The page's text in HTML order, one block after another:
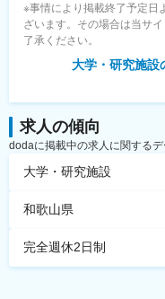
※事情により掲載終了予定日
ざいます。その場合は当サ
了承ください。
大学・研究施設
求人の傾向
dodaに掲載中の求人に関する
大学・研究施設
和歌山県
完全週休2日制